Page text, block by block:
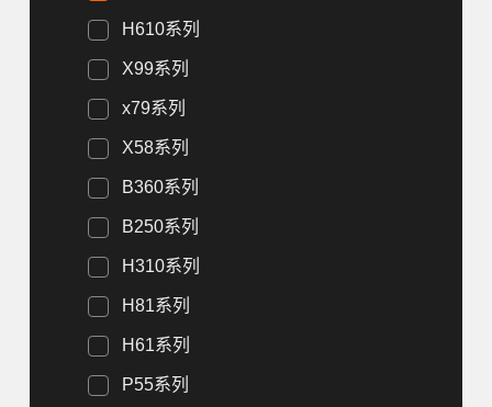
H610系列
X99系列
x79系列
X58系列
B360系列
B250系列
H310系列
H81系列
H61系列
P55系列